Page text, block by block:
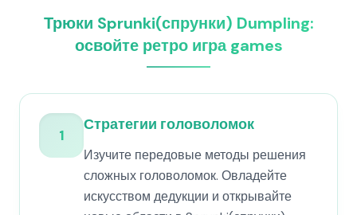
Трюки Sprunki(спрунки) Dumpling:
освойте ретро игра games
1
Стратегии головоломок
Изучите передовые методы решения
сложных головоломок. Овладейте
искусством дедукции и открывайте